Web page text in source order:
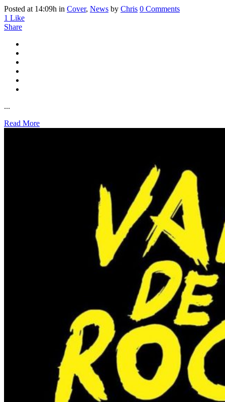
Posted at 14:09h in Cover, News by Chris 0 Comments
1 Like
Share
...
Read More